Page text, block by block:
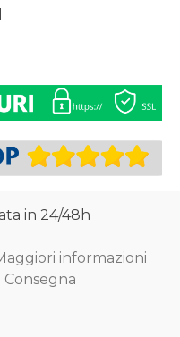
in 24/48h
informazioni